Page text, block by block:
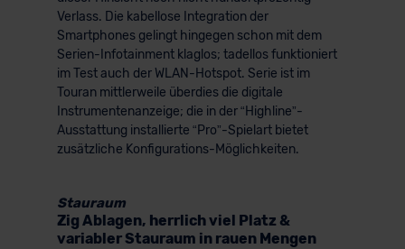
Verlass. Die kabellose Integration der
Smartphones gelingt hingegen schon mit dem
Serien-Infotainment klaglos; tadellos funktioniert
im Test auch der WLAN-Hotspot. Serie ist im
Touran mittlerweile überdies die digitale
Instrumentenanzeige; die in der “Highline”-
Ausstattung installierte “Pro”-Spielart bietet
zusätzliche Konfigurations-Möglichkeiten.
Stauraum
Zig Ablagen, herrlich viel Platz &
variabler Stauraum in rauen Mengen